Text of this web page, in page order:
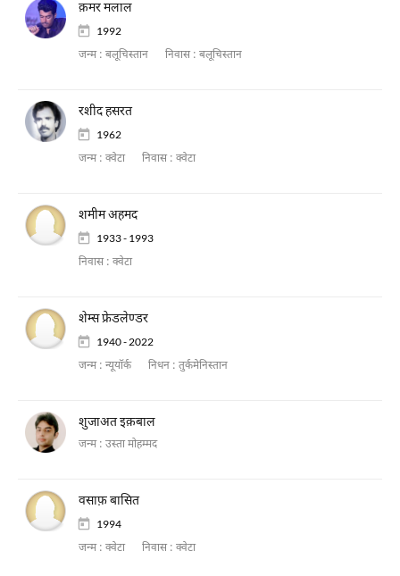
क़मर मलाल
1992
जन्म : बलूचिस्तान निवास : बलूचिस्तान
रशीद हसरत
1962
जन्म : क्वेटा निवास : क्वेटा
शमीम अहमद
1933 - 1993
निवास : क्वेटा
शेम्स फ्रेडलेण्डर
1940 - 2022
जन्म : न्यूयॉर्क निधन : तुर्कमेनिस्तान
शुजाअत इक़बाल
जन्म : उस्ता मोहम्मद
वसाफ़ बासित
1994
जन्म : क्वेटा निवास : क्वेटा